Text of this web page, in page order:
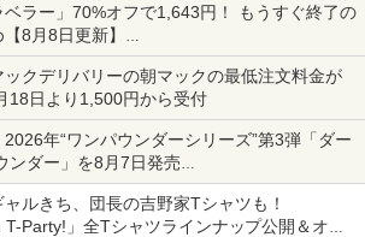
ベラー」70%オフで1,643円！ もうすぐ終了の
8月8日更新】
ップでは「大神 絶景版」が67%オフで990円
クデリバリーの朝マックの最低注文料金が
18日より1,500円から受付
年“ワンパウンダーシリーズ”第3弾「ダー
ンダー」を8月7日発売
ヨソース」を使用した超大型チーズバーガー
ルきち、団長の吉野家Tシャツも！
T-Party!」全Tシャツラインナップ公開＆オン